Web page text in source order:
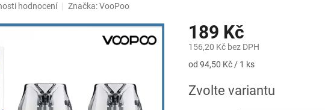
hodnocení Značka:VooPoo
189 Kč
156,20 Kč bez DPH
Měrná
od 94,50 Kč / 1 ks
Zvolte variantu